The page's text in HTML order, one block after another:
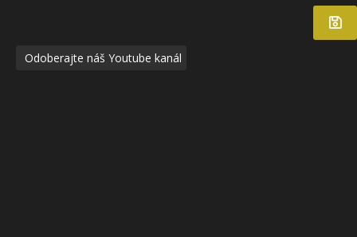
Odoberajte náš Youtube kanál